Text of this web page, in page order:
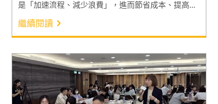
是「加速流程、減少浪費」，進而節省成本、提高效
率與改善品質，並增強企業競爭力。企業生產成本包
含眾多項目，人事支出是其中之一。近年台商加速回
流讓製造業勞力需求大增¹，勞動部最新發布的人力需
求調查結果顯示，2024 年 4 月底製造業人力需求預
計淨增加 2 萬人，佔全體的近 4 成²，促使眾多企業
加薪搶才。面對人力等支出不斷提高，如何降低成本
維持競爭力是企業永續經營的重要課題，以下分享精
實生產五大原則，一起透過消除浪費提升競爭力吧！
繼續閱讀